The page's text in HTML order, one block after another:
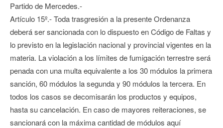
Partido de Mercedes.-
Artículo 15º.- Toda trasgresión a la presente Ordenanza
deberá ser sancionada con lo dispuesto en Código de Faltas y
lo previsto en la legislación nacional y provincial vigentes en la
materia. La violación a los límites de fumigación terrestre será
penada con una multa equivalente a los 30 módulos la primera
sanción, 60 módulos la segunda y 90 módulos la tercera. En
todos los casos se decomisarán los productos y equipos,
hasta su cancelación. En caso de mayores reiteraciones, se
sancionará con la máxima cantidad de módulos aquí